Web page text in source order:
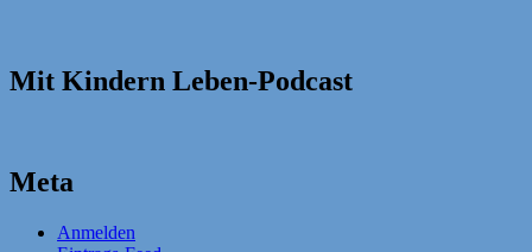
Mit Kindern Leben-Podcast
Meta
Anmelden